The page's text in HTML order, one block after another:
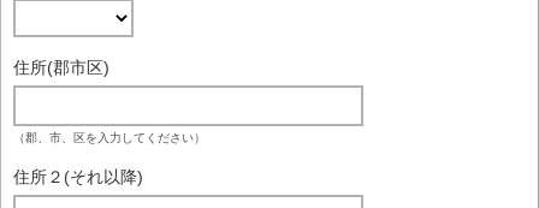
住所(郡市区)
（郡、市、区を入力してください）
住所２(それ以降)